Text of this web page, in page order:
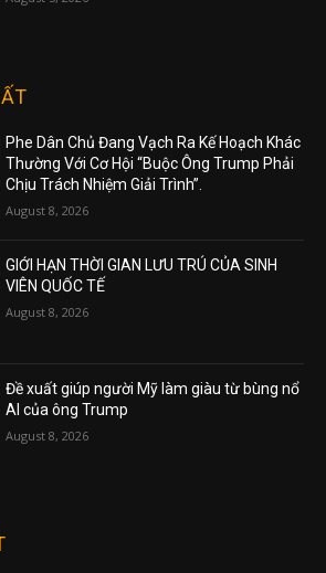
Phe Dân Chủ Đang Vạch Ra Kế Hoạch Khác
Thường Với Cơ Hội “Buộc Ông Trump Phải
Chịu Trách Nhiệm Giải Trình”.
August 8, 2026
GIỚI HẠN THỜI GIAN LƯU TRÚ CỦA SINH
VIÊN QUỐC TẾ
August 8, 2026
Đề xuất giúp người Mỹ làm giàu từ bùng nổ
AI của ông Trump
August 8, 2026